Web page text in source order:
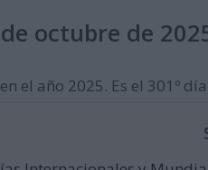
octubre de
el año 2025. Es el 301º